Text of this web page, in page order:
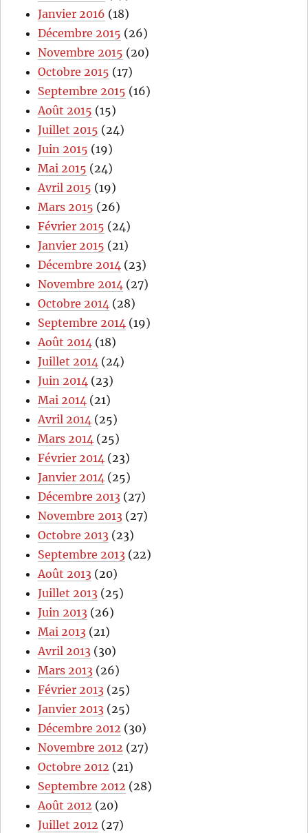
Janvier 2016 (18)
Décembre 2015 (26)
Novembre 2015 (20)
Octobre 2015 (17)
Septembre 2015 (16)
Août 2015 (15)
Juillet 2015 (24)
Juin 2015 (19)
Mai 2015 (24)
Avril 2015 (19)
Mars 2015 (26)
Février 2015 (24)
Janvier 2015 (21)
Décembre 2014 (23)
Novembre 2014 (27)
Octobre 2014 (28)
Septembre 2014 (19)
Août 2014 (18)
Juillet 2014 (24)
Juin 2014 (23)
Mai 2014 (21)
Avril 2014 (25)
Mars 2014 (25)
Février 2014 (23)
Janvier 2014 (25)
Décembre 2013 (27)
Novembre 2013 (27)
Octobre 2013 (23)
Septembre 2013 (22)
Août 2013 (20)
Juillet 2013 (25)
Juin 2013 (26)
Mai 2013 (21)
Avril 2013 (30)
Mars 2013 (26)
Février 2013 (25)
Janvier 2013 (25)
Décembre 2012 (30)
Novembre 2012 (27)
Octobre 2012 (21)
Septembre 2012 (28)
Août 2012 (20)
Juillet 2012 (27)